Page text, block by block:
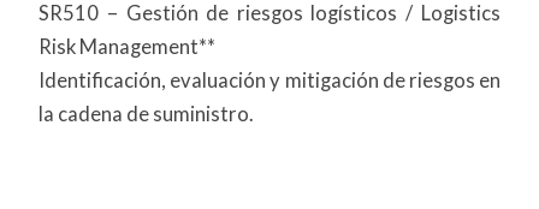
SR510 – Gestión de riesgos logísticos / Logistics
Risk Management**
Identificación, evaluación y mitigación de riesgos en
la cadena de suministro.